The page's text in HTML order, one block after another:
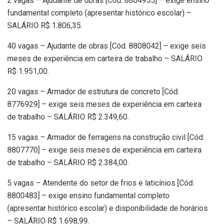
fundamental completo (apresentar histórico escolar) –
SALÁRIO R$ 1.806,35.
40 vagas – Ajudante de obras [Cód. 8808042] – exige seis
meses de experiência em carteira de trabalho – SALÁRIO
R$ 1.951,00.
20 vagas – Armador de estrutura de concreto [Cód.
8776929] – exige seis meses de experiência em carteira
de trabalho – SALÁRIO R$ 2.349,60.
15 vagas – Armador de ferragens na construção civil [Cód.
8807770] – exige seis meses de experiência em carteira
de trabalho – SALÁRIO R$ 2.384,00.
5 vagas – Atendente do setor de frios e laticínios [Cód.
8800483] – exige ensino fundamental completo
(apresentar histórico escolar) e disponibilidade de horários
– SALÁRIO R$ 1.698,99.